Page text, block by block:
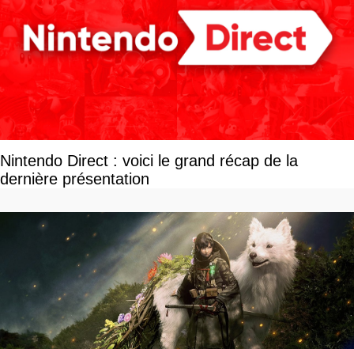
Nintendo Direct : voici le grand récap de la
dernière présentation